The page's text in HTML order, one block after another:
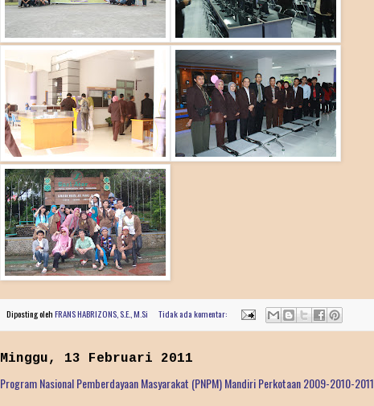
Diposting olehFRANS HABRIZONS, S.E., M.Si Tidak ada komentar:
Minggu, 13 Februari 2011
Program Nasional Pemberdayaan Masyarakat (PNPM) Mandiri Perkotaan 2009-2010-2011